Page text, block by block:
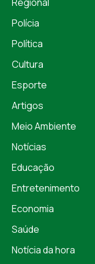
Polícia
Política
Cultura
Esporte
Artigos
Meio Ambiente
Notícias
Educação
Entretenimento
Economia
Saúde
Notícia da hora